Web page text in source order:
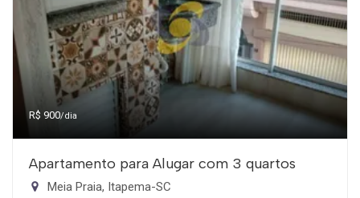
R$ 900/dia
Apartamento para Alugar com 3 quartos
Meia Praia, Itapema-SC